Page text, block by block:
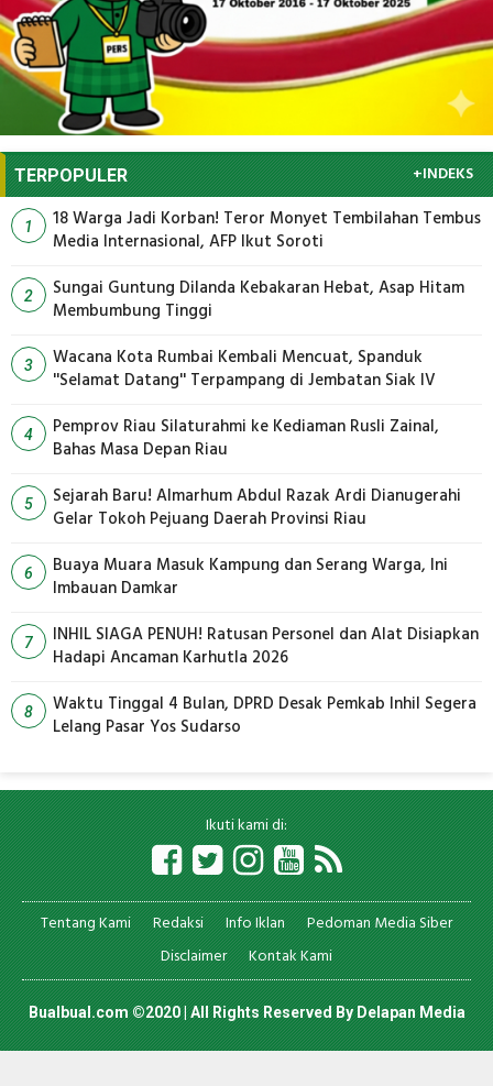
TERPOPULER +INDEKS
1
18 Warga Jadi Korban! Teror Monyet Tembilahan Tembus
Media Internasional, AFP Ikut Soroti
2
Sungai Guntung Dilanda Kebakaran Hebat, Asap Hitam
Membumbung Tinggi
3
Wacana Kota Rumbai Kembali Mencuat, Spanduk
''Selamat Datang'' Terpampang di Jembatan Siak IV
4
Pemprov Riau Silaturahmi ke Kediaman Rusli Zainal,
Bahas Masa Depan Riau
5
Sejarah Baru! Almarhum Abdul Razak Ardi Dianugerahi
Gelar Tokoh Pejuang Daerah Provinsi Riau
6
Buaya Muara Masuk Kampung dan Serang Warga, Ini
Imbauan Damkar
7
INHIL SIAGA PENUH! Ratusan Personel dan Alat Disiapkan
Hadapi Ancaman Karhutla 2026
8
Waktu Tinggal 4 Bulan, DPRD Desak Pemkab Inhil Segera
Lelang Pasar Yos Sudarso
Ikuti kami di:
Tentang Kami Redaksi Info Iklan
Pedoman Media Siber
Disclaimer
Kontak Kami
Bualbual.com ©2020 | All Rights Reserved ByDelapan Media